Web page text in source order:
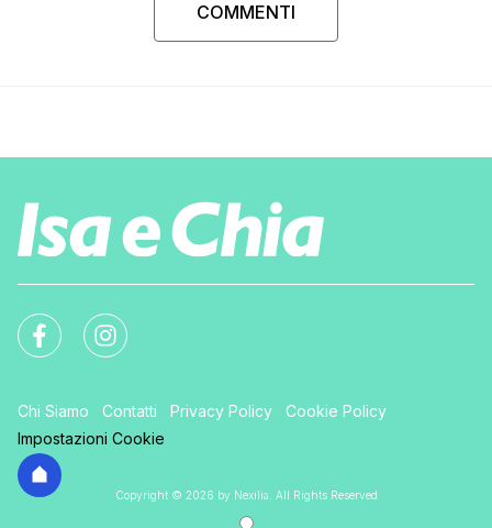
COMMENTI
Chi Siamo Contatti Privacy Policy
Cookie Policy
Impostazioni Cookie
Copyright © 2026 by Nexilia. All Rights Reserved